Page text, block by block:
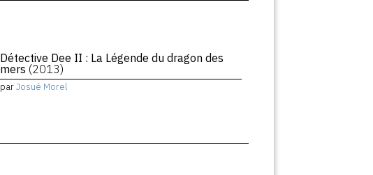
Détective Dee II : La Légende du dragon des
mers (2013)
parJosué Morel